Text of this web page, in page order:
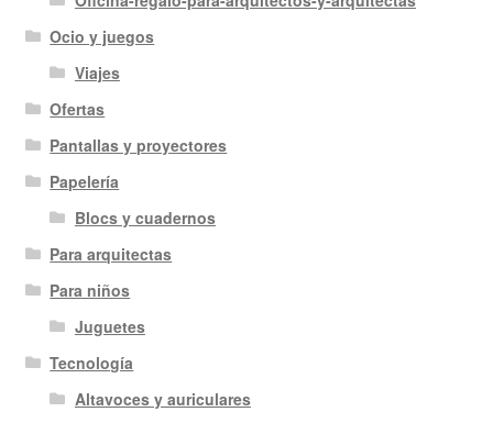
Ocio y juegos
Viajes
Ofertas
Pantallas y proyectores
Papelería
Blocs y cuadernos
Para arquitectas
Para niños
Juguetes
Tecnología
Altavoces y auriculares